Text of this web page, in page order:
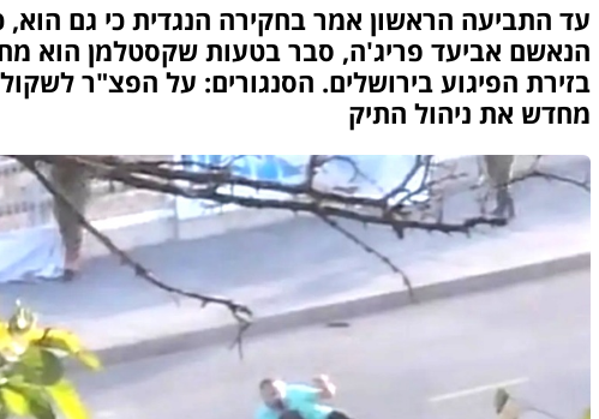
עד התביעה הראשון אמר בחקירה הנגדית כי גם הוא,
הנאשם אביעד פריג'ה, סבר בטעות שקסטלמן הוא
בזירת הפיגוע בירושלים. הסנגורים: על הפצ"ר לשקול
מחדש את ניהול התיק